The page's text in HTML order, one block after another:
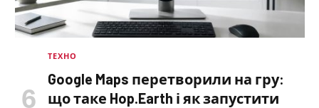
ТЕХНО
Google Maps перетворили на гру:
що таке Hop.Earth і як запустити